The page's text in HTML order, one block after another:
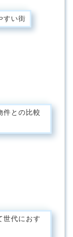
すい街
件との比較
世代におす